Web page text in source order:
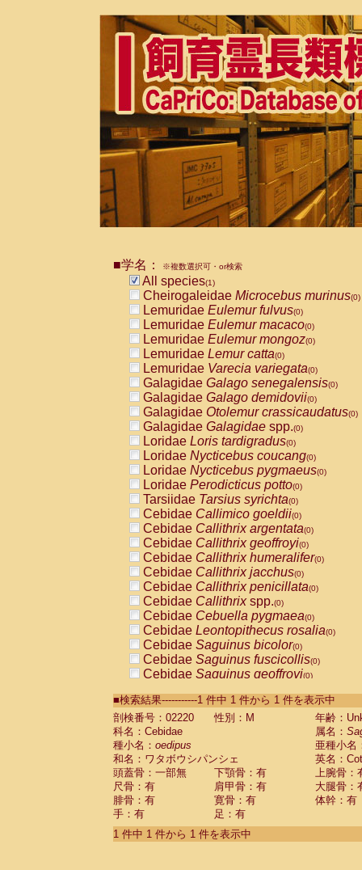
■学名： ※複数選択可・or検索
All species(1)
Cheirogaleidae Microcebus murinus(0)
Lemuridae Eulemur fulvus(0)
Lemuridae Eulemur macaco(0)
Lemuridae Eulemur mongoz(0)
Lemuridae Lemur catta(0)
Lemuridae Varecia variegata(0)
Galagidae Galago senegalensis(0)
Galagidae Galago demidovii(0)
Galagidae Otolemur crassicaudatus(0)
Galagidae Galagidae spp.(0)
Loridae Loris tardigradus(0)
Loridae Nycticebus coucang(0)
Loridae Nycticebus pygmaeus(0)
Loridae Perodicticus potto(0)
Tarsiidae Tarsius syrichta(0)
Cebidae Callimico goeldii(0)
Cebidae Callithrix argentata(0)
Cebidae Callithrix geoffroyi(0)
Cebidae Callithrix humeralifer(0)
Cebidae Callithrix jacchus(0)
Cebidae Callithrix penicillata(0)
Cebidae Callithrixspp.(0)
Cebidae Cebuella pygmaea(0)
Cebidae Leontopithecus rosalia(0)
Cebidae Saguinus bicolor(0)
Cebidae Saguinus fuscicollis(0)
Cebidae Saguinus geoffroyi(0)
CebidaeSaguinus labiatus(0)
Cebidae Saguinus leucopus (0)
Cebidae
Cebidae
CebidaeSaguinus nigricollis (0)
Cebidae Saguinus oedipus
Cebidae Saguinus weddelli
Cebidae Saguinusspp.
Cebidae Aotus trivirgatus
Cebidae Cebus albifrons
■検索結果-----------1 件中 1 件から 1 件を表示中
剖検番号：02220
性別：M
年齢：
科名：Cebidae
属名：
種小名： oedipus
亜種小名
和名：ワタボウシパンシェ
英名：
頭蓋骨：一部無
下顎骨：有
上腕骨：
尺骨：有
肩甲骨：有
大腿骨：
腓骨：有
寛骨：有
体幹：有
手：有
足：有
1 件中 1 件から 1 件を表示中